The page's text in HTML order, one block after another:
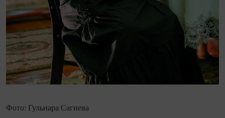
Фото: Гульнара Сагиева